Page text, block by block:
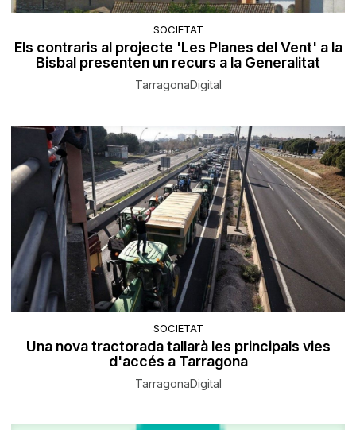
SOCIETAT
Els contraris al projecte 'Les Planes del Vent' a la
Bisbal presenten un recurs a la Generalitat
TarragonaDigital
SOCIETAT
Una nova tractorada tallarà les principals vies
d'accés a Tarragona
TarragonaDigital